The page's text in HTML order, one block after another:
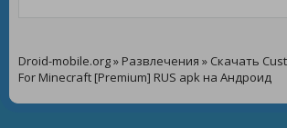
Droid-mobile.org» Развлечения » Скачать
For Minecraft [Premium] RUS apk на Андроид